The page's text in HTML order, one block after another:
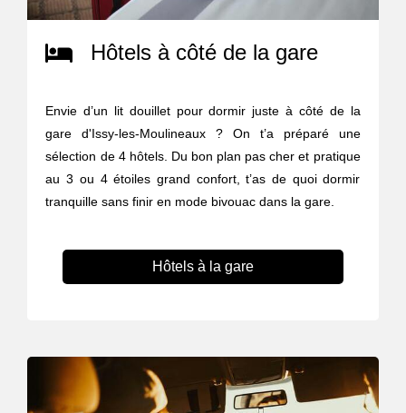
Hôtels à côté de la gare
Envie d’un lit douillet pour dormir juste à côté de la
gare d'Issy-les-Moulineaux ? On t’a préparé une
sélection de 4 hôtels. Du bon plan pas cher et pratique
au 3 ou 4 étoiles grand confort, t’as de quoi dormir
tranquille sans finir en mode bivouac dans la gare.
Hôtels à la gare